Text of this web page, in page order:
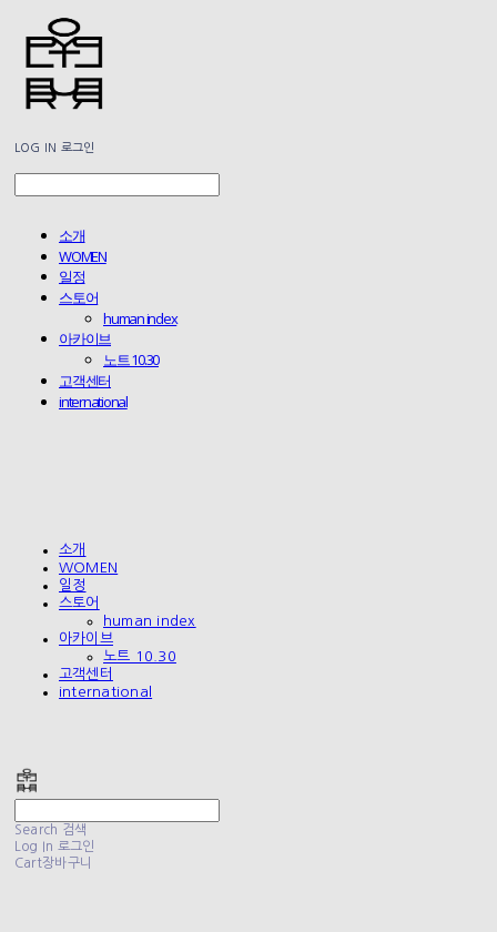
LOG IN 로그인
소개
WOMEN
일정
스토어
human index
아카이브
노트 10.30
고객센터
international
소개
WOMEN
일정
스토어
human index
아카이브
노트 10.30
고객센터
international
Search 검색
Log In 로그인
Cart장바구니